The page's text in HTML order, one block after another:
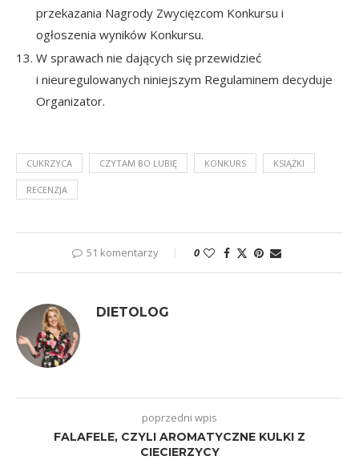
przekazania Nagrody Zwycięzcom Konkursu i
ogłoszenia wyników Konkursu.
W sprawach nie dających się przewidzieć
i nieuregulowanych niniejszym Regulaminem decyduje
Organizator.
CUKRZYCA CZYTAM BO LUBIĘ KONKURS KSIĄŻKI
RECENZJA
51 komentarzy 0
DIETOLOG
poprzedni wpis
FALAFELE, CZYLI AROMATYCZNE KULKI Z
CIECIERZYCY